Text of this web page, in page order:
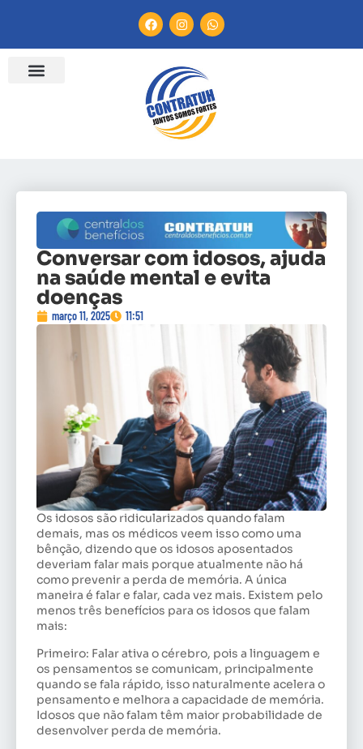
Conversar com idosos, ajuda
na saúde mental e evita
doenças
março 11, 2025 11:51
Os idosos são ridicularizados quando falam
demais, mas os médicos veem isso como uma
bênção, dizendo que os idosos aposentados
deveriam falar mais porque atualmente não há
como prevenir a perda de memória. A única
maneira é falar e falar, cada vez mais. Existem pelo
menos três benefícios para os idosos que falam
mais:
Primeiro: Falar ativa o cérebro, pois a linguagem e
os pensamentos se comunicam, principalmente
quando se fala rápido, isso naturalmente acelera o
pensamento e melhora a capacidade de memória.
Idosos que não falam têm maior probabilidade de
desenvolver perda de memória.